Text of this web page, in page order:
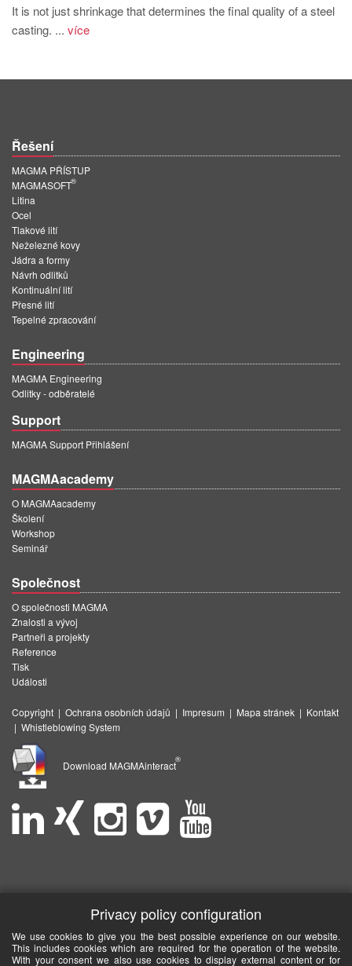
TR
EN
EN
MAGMA Korea
KO
It is not just shrinkage that determines the final quality of a steel
casting. ... více
Řešení
MAGMA PŘÍSTUP
MAGMASOFT
®
Litina
Ocel
Tlakové lití
Neželezné kovy
Jádra a formy
Návrh odlitků
Kontinuální lití
Přesné lití
Tepelné zpracování
Engineering
MAGMA Engineering
Odlitky - odběratelé
Support
MAGMA Support Přihlášení
MAGMAacademy
O MAGMAacademy
Školení
Workshop
Seminář
Společnost
O společnosti MAGMA
Znalosti a vývoj
Partneři a projekty
Reference
Tisk
Události
Copyright | Ochrana osobních údajů | Impresum | Mapa stránek | Kontakt
| Whistleblowing System
Download MAGMAinteract
®
Privacy policy configuration
We use cookies to give you the best possible experience on our website.
This includes cookies which are required for the operation of the website.
With your consent we also use cookies to display external content or for